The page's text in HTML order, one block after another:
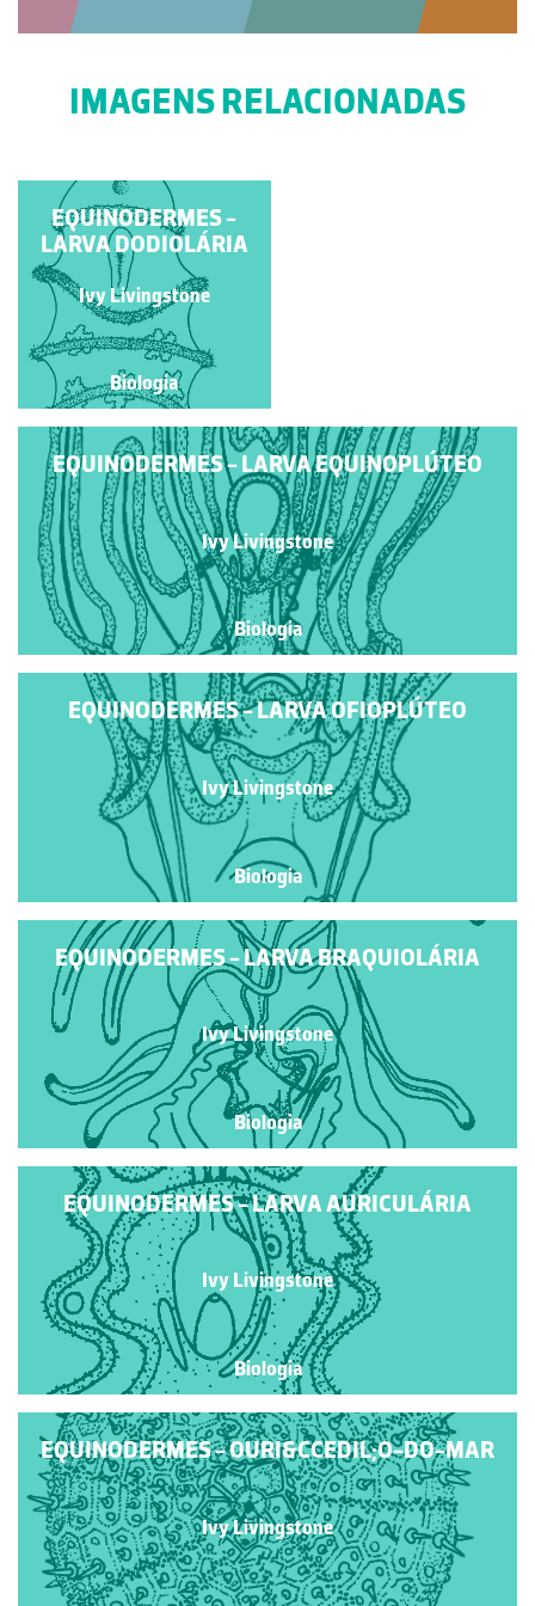
IMAGENS RELACIONADAS
ASTERINA GIBBOSA
Marília Santos
Biologia
EQUINODERMES - LARVA EQUINOPLÚTEO
Ivy Livingstone
Biologia
EQUINODERMES - LARVA OFIOPLÚTEO
Ivy Livingstone
Biologia
EQUINODERMES - LARVA BRAQUIOLÁRIA
Ivy Livingstone
Biologia
EQUINODERMES - LARVA AURICULÁRIA
Ivy Livingstone
Biologia
EQUINODERMES -
LARVA DODIOLÁRIA
Ivy Livingstone
Biologia
EQUINODERMES - OURI&CCEDIL;O-DO-MAR
Ivy Livingstone